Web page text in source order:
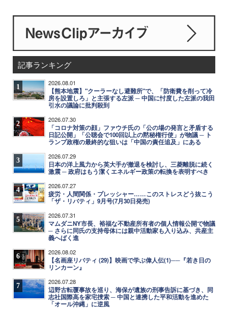
記事ランキング
1 2026.08.01
【熊本地震】"クーラーなし避難所"で、「防衛費を削って冷
房を設置しろ」と主張する左派 ─ 中国に忖度した左派の我田
引水の議論に批判殺到
2 2026.07.30
「コロナ対策の顔」ファウチ氏の「公の場の発言と矛盾する
日記公開」「公聴会で100回以上の黙秘権行使」が物議 ─ ト
ランプ政権の最終的な狙いは「中国の責任追及」にある
3 2026.07.29
日本の洋上風力から英大手が撤退を検討し、三菱離脱に続く
激震 ─ 政府はもう潔くエネルギー政策の転換を表明すべき
4 2026.07.27
疲労・人間関係・プレッシャー……このストレスどう抜こう
「ザ・リバティ」9月号(7月30日発売)
5 2026.07.31
マムダニNY市長、裕福な不動産所有者の個人情報公開で物議
─ さらに同氏の支持母体には親中活動家も入り込み、共産主
義へばく進
6 2026.08.02
【名画座リバティ (29)】映画で学ぶ偉人伝(1)──『若き日の
リンカーン』
7 2026.07.28
辺野古転覆事故を巡り、海保が遺族の刑事告訴に基づき、同
志社国際高を家宅捜索 ─ 中国と連携した平和活動を進めた
「オール沖縄」に逆風